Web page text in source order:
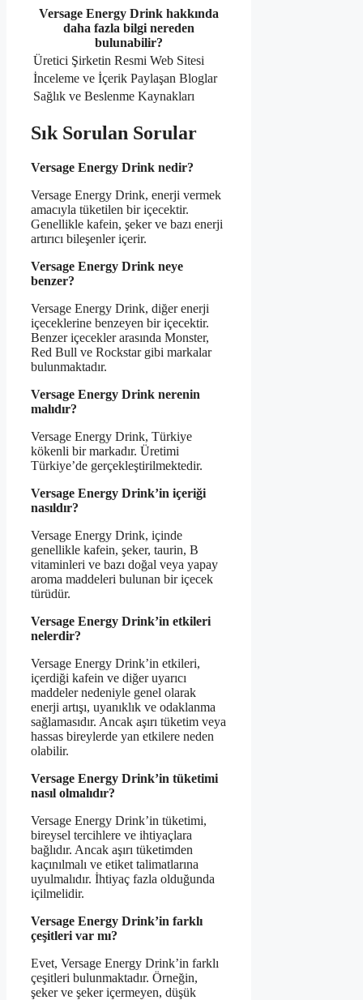
Versage Energy Drink hakkında
daha fazla bilgi nereden
bulunabilir?
Üretici Şirketin Resmi Web Sitesi
İnceleme ve İçerik Paylaşan Bloglar
Sağlık ve Beslenme Kaynakları
Sık Sorulan Sorular
Versage Energy Drink nedir?
Versage Energy Drink, enerji vermek
amacıyla tüketilen bir içecektir.
Genellikle kafein, şeker ve bazı enerji
artırıcı bileşenler içerir.
Versage Energy Drink neye
benzer?
Versage Energy Drink, diğer enerji
içeceklerine benzeyen bir içecektir.
Benzer içecekler arasında Monster,
Red Bull ve Rockstar gibi markalar
bulunmaktadır.
Versage Energy Drink nerenin
malıdır?
Versage Energy Drink, Türkiye
kökenli bir markadır. Üretimi
Türkiye’de gerçekleştirilmektedir.
Versage Energy Drink’in içeriği
nasıldır?
Versage Energy Drink, içinde
genellikle kafein, şeker, taurin, B
vitaminleri ve bazı doğal veya yapay
aroma maddeleri bulunan bir içecek
türüdür.
Versage Energy Drink’in etkileri
nelerdir?
Versage Energy Drink’in etkileri,
içerdiği kafein ve diğer uyarıcı
maddeler nedeniyle genel olarak
enerji artışı, uyanıklık ve odaklanma
sağlamasıdır. Ancak aşırı tüketim veya
hassas bireylerde yan etkilere neden
olabilir.
Versage Energy Drink’in tüketimi
nasıl olmalıdır?
Versage Energy Drink’in tüketimi,
bireysel tercihlere ve ihtiyaçlara
bağlıdır. Ancak aşırı tüketimden
kaçınılmalı ve etiket talimatlarına
uyulmalıdır. İhtiyaç fazla olduğunda
içilmelidir.
Versage Energy Drink’in farklı
çeşitleri var mı?
Evet, Versage Energy Drink’in farklı
çeşitleri bulunmaktadır. Örneğin,
şeker ve şeker içermeyen, düşük